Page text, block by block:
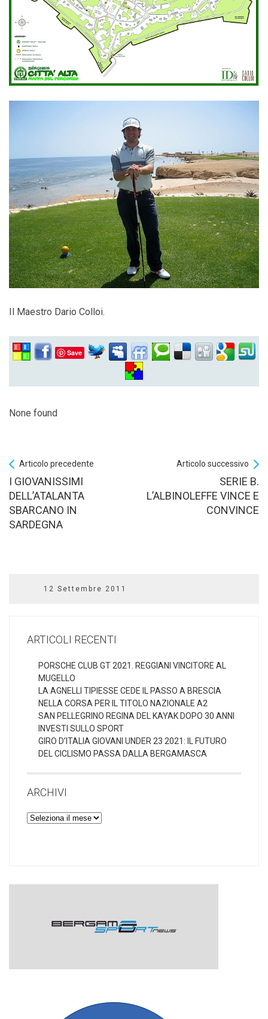
Il Maestro Dario Colloi.
Save
None found
Articolo precedente
I GIOVANISSIMI
DELL’ATALANTA
SBARCANO IN
SARDEGNA
Articolo successivo
SERIE B.
L’ALBINOLEFFE VINCE E
CONVINCE
12 Settembre 2011
ARTICOLI RECENTI
PORSCHE CLUB GT 2021. REGGIANI VINCITORE AL
MUGELLO
LA AGNELLI TIPIESSE CEDE IL PASSO A BRESCIA
NELLA CORSA PER IL TITOLO NAZIONALE A2
SAN PELLEGRINO REGINA DEL KAYAK DOPO 30 ANNI
INVESTI SULLO SPORT
GIRO D’ITALIA GIOVANI UNDER 23 2021: IL FUTURO
DEL CICLISMO PASSA DALLA BERGAMASCA
ARCHIVI
Archivi